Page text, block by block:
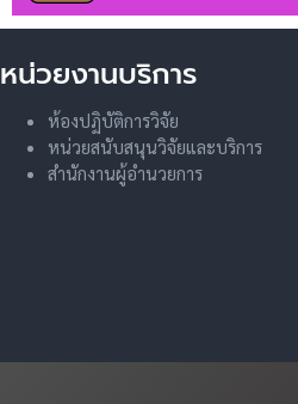
หน่วยงานบริการ
ห้องปฏิบัติการวิจัย
หน่วยสนับสนุนวิจัยและบริการ
สำนักงานผู้อำนวยการ